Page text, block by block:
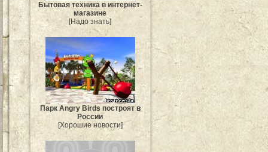
Бытовая техника в интернет-
магазине
[Надо знать]
Парк Angry Birds построят в
России
[Хорошие новости]